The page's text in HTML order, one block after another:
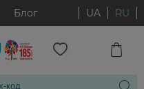
Блог UA RU